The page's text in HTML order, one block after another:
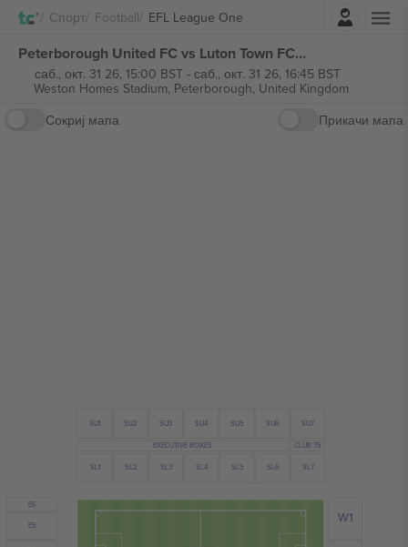
Спорт Football EFL League OneНајави се
Peterborough United FC vs Luton Town FC EFL League One билети
саб., окт. 31 26, 15:00 BST- саб., окт. 31 26, 16:45 BST
Weston Homes Stadium, Peterborough, United Kingdom
Сокриј мапа
Прикачи мапа
EXECUTIVE BOXES CLUB 75
SL1 SL2 SL3 SL4 SL5 SL6 SL7
SU1 SU2 SU3 SU4 SU5 SU6 SU7
E5
E6
W1